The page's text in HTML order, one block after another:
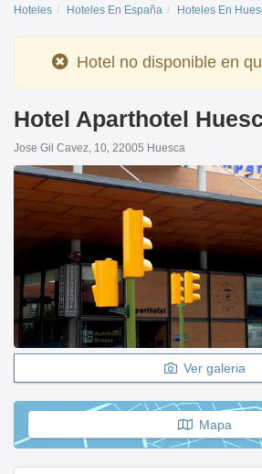
Hoteles Hoteles En España Hoteles En
Hotel no disponible en
Hotel Aparthotel
Jose Gil Cavez, 10, 22005 Huesca
Ver galeria
Mapa